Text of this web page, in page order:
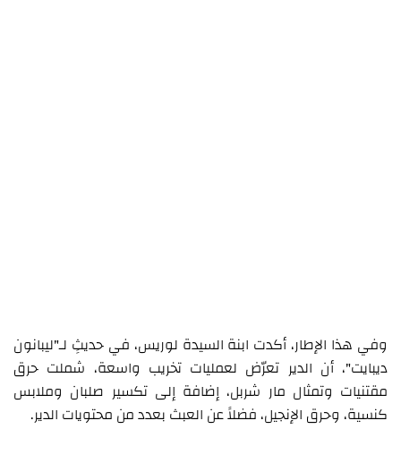
وفي هذا الإطار، أكدت ابنة السيدة لوريس، في حديثٍ لـ"ليبانون
ديبايت"، أن الدير تعرّض لعمليات تخريب واسعة، شملت حرق
مقتنيات وتمثال مار شربل، إضافة إلى تكسير صلبان وملابس
كنسية، وحرق الإنجيل، فضلاً عن العبث بعدد من محتويات الدير.